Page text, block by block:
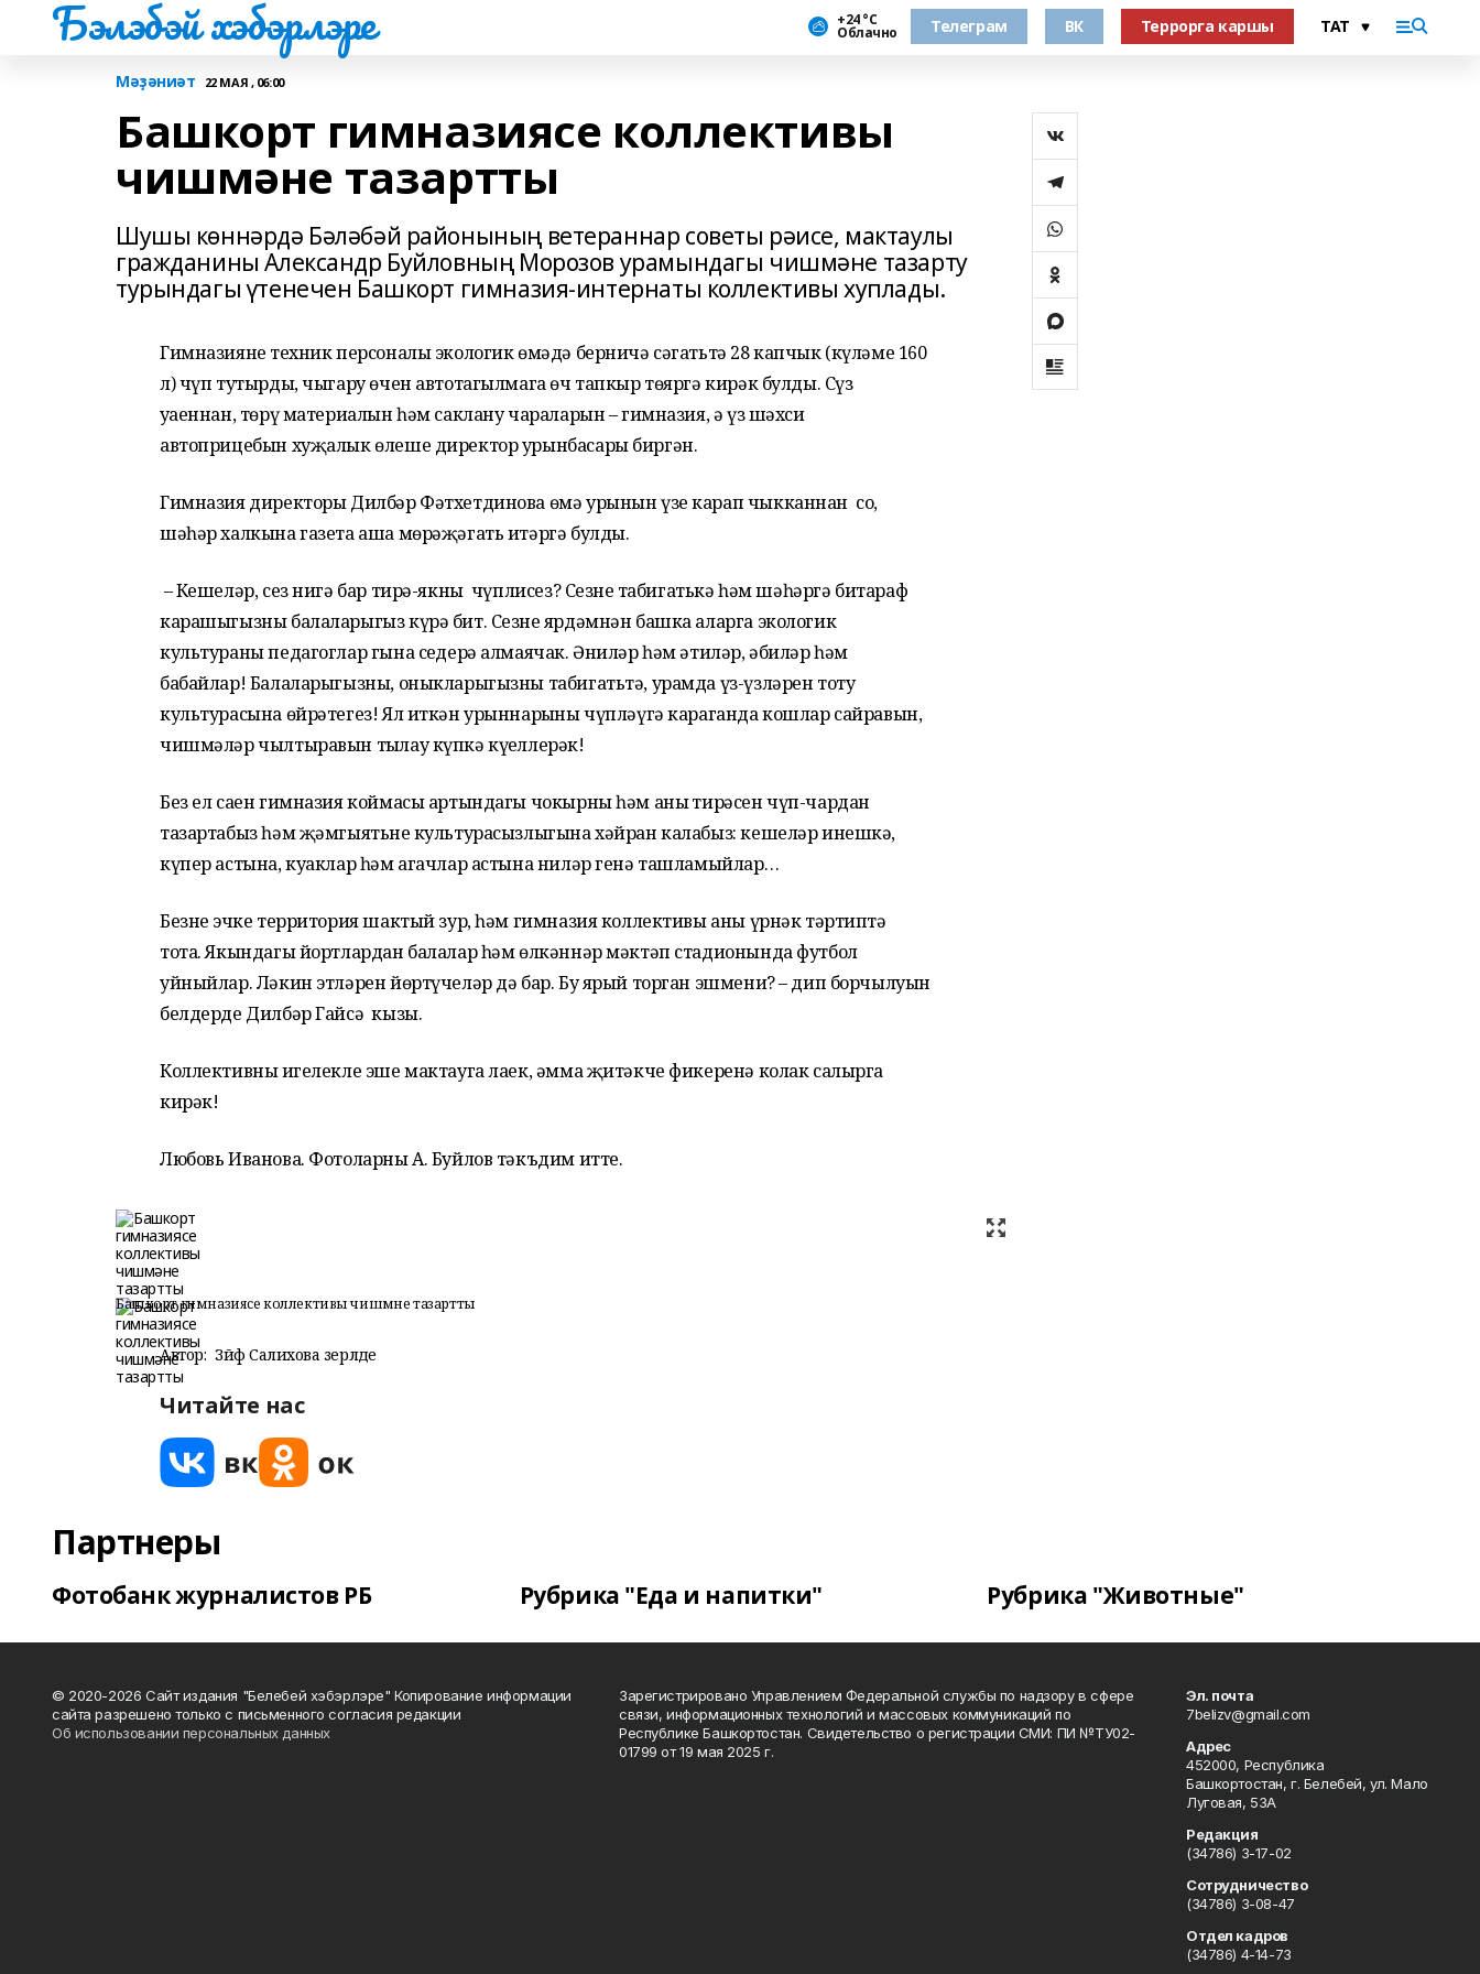
Бэлэбэй хэбэрлэре +24 °С
Облачно Телеграм ВК Террорга каршы
Мәҙәниәт 22 МАЯ , 06:00
Башкорт гимназиясе коллективы
чишмәне тазартты
Шушы көннәрдә Бәләбәй районының ветераннар советы рәисе, мактаулы
гражданины Александр Буйловның Морозов урамындагы чишмәне тазарту
турындагы үтенечен Башкорт гимназия-интернаты коллективы хуплады.
Гимназиянең техник персоналы экологик өмәдә берничә сәгатьтә 28 капчык (күләме 160
л) чүп тутырды, чыгару өчен автотагылмага өч тапкыр төяргә кирәк булды. Сүз
уңаеннан, төрү материалын һәм саклану чараларын – гимназия, ә үз шәхси
автоприцебын хуҗалык өлеше директор урынбасары биргән.
Гимназия директоры Дилбәр Фәтхетдинова өмә урынын үзе карап чыкканнан соң,
шәһәр халкына газета аша мөрәҗәгать итәргә булды.
– Кешеләр, сез нигә бар тирә-якны чүплисез? Сезнең табигатькә һәм шәһәргә битараф
карашыгызны балаларыгыз күрә бит. Сезнең ярдәмнән башка аларга экологик
культураны педагоглар гына сеңдерә алмаячак. Әниләр һәм әтиләр, әбиләр һәм
бабайлар! Балаларыгызны, оныкларыгызны табигатьтә, урамда үз-үзләрен тоту
культурасына өйрәтегез! Ял иткән урыннарыңны чүпләүгә караганда кошлар сайравын,
чишмәләр чылтыравын тыңлау күпкә күңеллерәк!
Без ел саен гимназия коймасы артындагы чокырны һәм аның тирәсен чүп-чардан
тазартабыз һәм җәмгыятьнең культурасызлыгына хәйран калабыз: кешеләр инешкә,
күпер астына, куаклар һәм агачлар астына ниләр генә ташламыйлар…
Безнең эчке территория шактый зур, һәм гимназия коллективы аны үрнәк тәртиптә
тота. Якындагы йортлардан балалар һәм өлкәннәр мәктәп стадионында футбол
уйныйлар. Ләкин этләрен йөртүчеләр дә бар. Бу ярый торган эшмени? – дип борчылуын
белдерде Дилбәр Гайсә кызы.
Коллективның игелекле эше мактауга лаек, әмма җитәкче фикеренә колак салырга
кирәк!
Любовь Иванова. Фотоларны А. Буйлов тәкъдим итте.
Башкорт гимназиясе коллективы чишмәне тазартты
Автор: Зәйфә Салихова әзерләде
Читайте нас
Партнеры
Фотобанк журналистов РБ Рубрика "Еда и напитки" Рубрика "Животные"
© 2020-2026 Сайт издания "Белебей хэбэрлэре" Копирование информации
сайта разрешено только с письменного согласия редакции
Об использовании персональных данных
Зарегистрировано Управлением Федеральной службы по надзору в сфере
связи, информационных технологий и массовых коммуникаций по
Республике Башкортостан. Свидетельство о регистрации СМИ: ПИ №ТУ02-
01799 от 19 мая 2025 г.
Эл. почта
7belizv@gmail.com
Адрес
452000, Республика
Башкортостан, г. Белебей, ул. Мало
Луговая, 53А
Редакция
(34786) 3-17-02
Сотрудничество
(34786) 3-08-47
Отдел кадров
(34786) 4-14-73